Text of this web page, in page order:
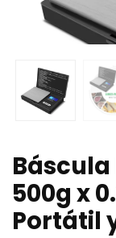
500g x
Portátil